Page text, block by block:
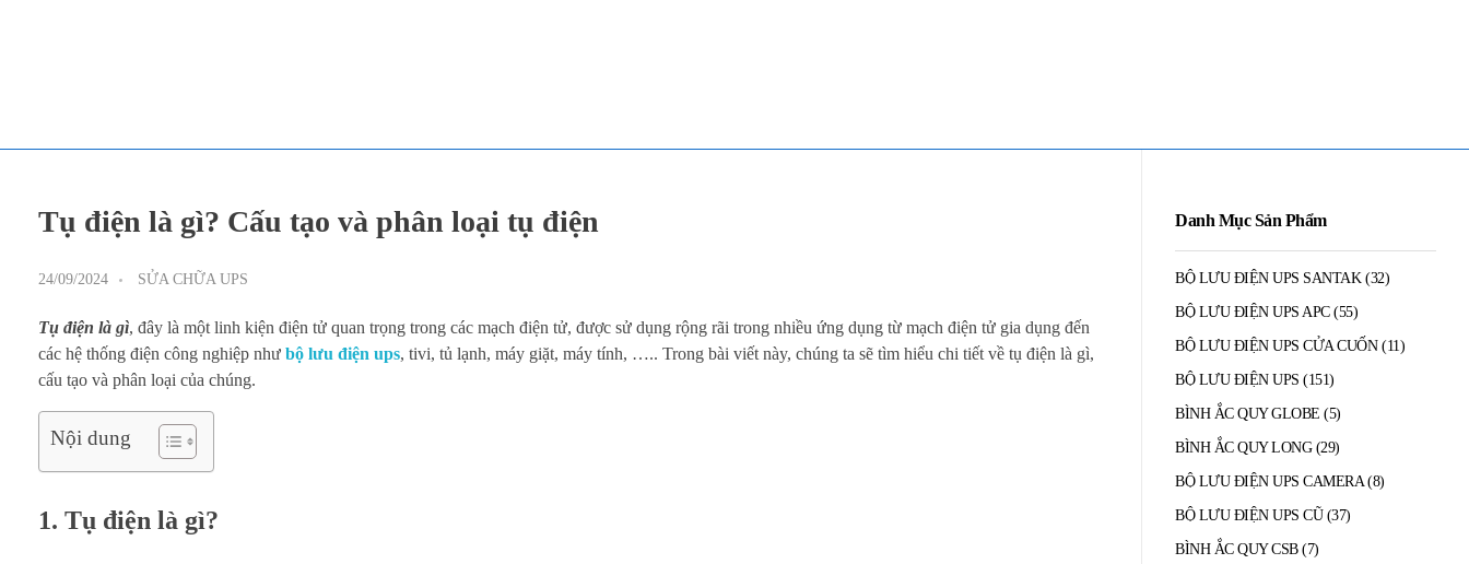
Tụ điện là gì? Cấu tạo và phân loại tụ điện
24/09/2024 SỬA CHỮA UPS
Tụ điện là gì, đây là một linh kiện điện tử quan trọng trong các mạch điện tử, được sử dụng rộng rãi trong nhiều ứng dụng từ mạch điện tử gia dụng đến
các hệ thống điện công nghiệp như bộ lưu điện ups, tivi, tủ lạnh, máy giặt, máy tính, ….. Trong bài viết này, chúng ta sẽ tìm hiểu chi tiết về tụ điện là gì,
cấu tạo và phân loại của chúng.
Nội dung
1. Tụ điện là gì?
Danh Mục Sản Phẩm
BỘ LƯU ĐIỆN UPS SANTAK (32)
BỘ LƯU ĐIỆN UPS APC (55)
BỘ LƯU ĐIỆN UPS CỬA CUỐN (11)
BỘ LƯU ĐIỆN UPS (151)
BÌNH ẮC QUY GLOBE (5)
BÌNH ẮC QUY LONG (29)
BỘ LƯU ĐIỆN UPS CAMERA (8)
BỘ LƯU ĐIỆN UPS CŨ (37)
BÌNH ẮC QUY CSB (7)